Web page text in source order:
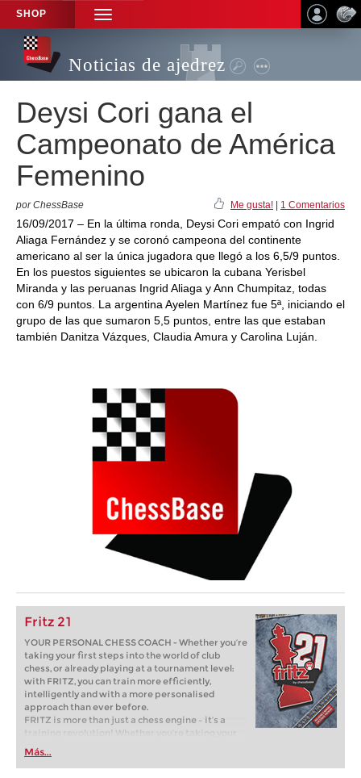
SHOP
TOGGLE
NAVIGATION
Noticias de ajedrez
Deysi Cori gana el
Campeonato de América
Femenino
por ChessBase Me gusta! 1 Comentarios
16/09/2017 – En la última ronda, Deysi Cori empató con Ingrid
Aliaga Fernández y se coronó campeona del continente
americano al ser la única jugadora que llegó a los 6,5/9 puntos.
En los puestos siguientes se ubicaron la cubana Yerisbel
Miranda y las peruanas Ingrid Aliaga y Ann Chumpitaz, todas
con 6/9 puntos. La argentina Ayelen Martínez fue 5ª, iniciando el
grupo de las que sumaron 5,5 puntos, entre las que estaban
también Danitza Vázques, Claudia Amura y Carolina Luján.
Fritz 21
YOUR PERSONAL CHESS COACH - Whether you’re
taking your first steps into the world of club
chess, or already playing at a tournament level:
with FRITZ, you can train more efficiently,
intelligently and with a more personalised
approach than ever before.
FRITZ is more than just a chess engine – it’s a
training revolution! Whether you’re taking your
first steps into the world of club chess, or already
playing at a tournament level: with FRITZ, you can
train more efficiently, intelligently and with a
Más...